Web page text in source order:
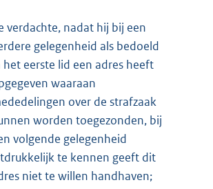
verdachte, nadat hij bij een
gelegenheid als bedoeld
het eerste lid een adres heeft
waaraan
over de strafzaak
worden toegezonden, bij
volgende gelegenheid
te kennen geeft dit
niet te willen handhaven;